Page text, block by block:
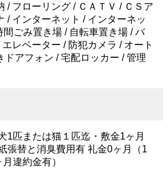
/ フローリング / ＣＡＴＶ / ＣＳア
/ インターネット / インターネッ
間ごみ置き場 / 自転車置き場 / バ
レベーター / 防犯カメラ / オート
ドアフォン / 宅配ロッカー / 管理
匹または猫１匹迄・敷金1ヶ月
張替と消臭費用有 礼金0ヶ月（1
違約金有）